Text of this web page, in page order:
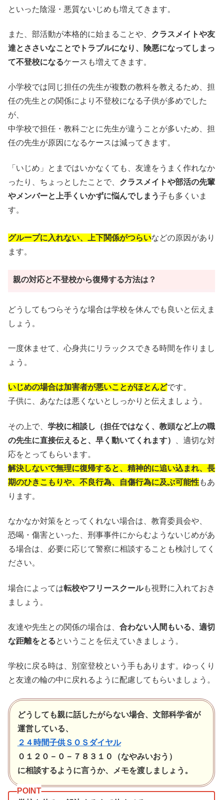
といった陰湿・悪質ないじめも増えてきます。
また、部活動が本格的に始まることや、 クラスメイトや友
達とささいなことでトラブルになり、険悪になってしまっ
て不登校になるケースも増えてきます。
小学校では同じ担任の先生が複数の教科を教えるため、担
任の先生との関係により不登校になる子供が多めでした
が、
中学校で担任・教科ごとに先生が違うことが多いため、担
任の先生が原因になるケースは減ってきます。
「いじめ」とまではいかなくても、友達をうまく作れなか
ったり、ちょっとしたことで、 クラスメイトや部活の先輩
やメンバーと上手くいかずに悩んでしまう子も多くいま
す。
グループに入れない、上下関係がつらいなどの原因があり
ます。
親の対応と不登校から復帰する方法は？
どうしてもつらそうな場合は学校を休んでも良いと伝えま
しょう。
一度休ませて、心身共にリラックスできる時間を作りまし
ょう。
いじめの場合は加害者が悪いことがほとんどです。
子供に、あなたは悪くないとしっかりと伝えましょう。
その上で、 学校に相談し（担任ではなく、教頭など上の職
の先生に直接伝えると、早く動いてくれます）
、適切な対
応をとってもらいます。
解決しないで無理に復帰すると、精神的に追い込まれ、長
期のひきこもりや、不良行為、自傷行為に及ぶ可能性もあ
ります。
なかなか対策をとってくれない場合は、教育委員会や、
恐喝・傷害といった、刑事事件にからむようないじめがあ
る場合は、必要に応じて警察に相談することも検討してく
ださい。
場合によっては転校やフリースクールも視野に入れておき
ましょう。
友達や先生との関係の場合は、 合わない人間もいる、適切
な距離をとるということを伝えていきましょう。
学校に戻る時は、別室登校という手もあります。ゆっくり
と友達の輪の中に戻れるように配慮してもらいましょう。
どうしても親に話したがらない場合、文部科学省が
運営している、
２４時間子供ＳＯＳダイヤル
０１２０－０－７８３１０（なやみいおう）
に相談するように言うか、メモを渡しましょう。